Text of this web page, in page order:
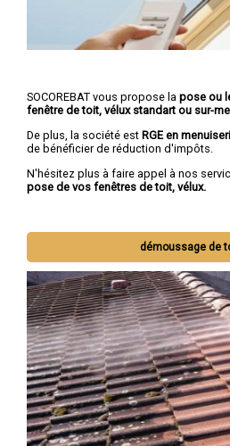
SOCOREBAT vous propose la pose ou
fenêtre de toit, vélux standart ou sur-
De plus, la société est RGE en
de bénéficier de réduction d'impôts.
N'hésitez plus à faire appel à nos
pose de vos fenêtres de toit, vélux.
démoussage de